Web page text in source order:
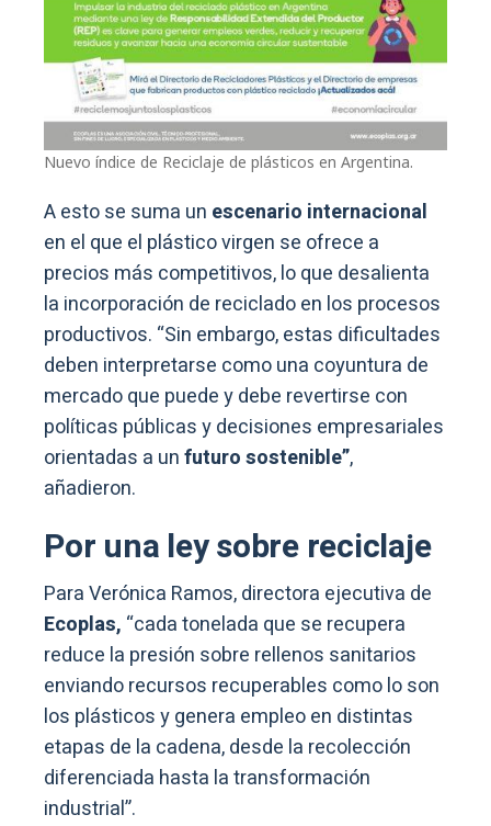
Nuevo índice de Reciclaje de plásticos en Argentina.
A esto se suma un escenario internacional
en el que el plástico virgen se ofrece a
precios más competitivos, lo que desalienta
la incorporación de reciclado en los procesos
productivos. “Sin embargo, estas dificultades
deben interpretarse como una coyuntura de
mercado que puede y debe revertirse con
políticas públicas y decisiones empresariales
orientadas a unfuturo sostenible”,
añadieron.
Por una ley sobre reciclaje
Para Verónica Ramos, directora ejecutiva de
Ecoplas, “cada tonelada que se recupera
reduce la presión sobre rellenos sanitarios
enviando recursos recuperables como lo son
los plásticos y genera empleo en distintas
etapas de la cadena, desde la recolección
diferenciada hasta la transformación
industrial”.